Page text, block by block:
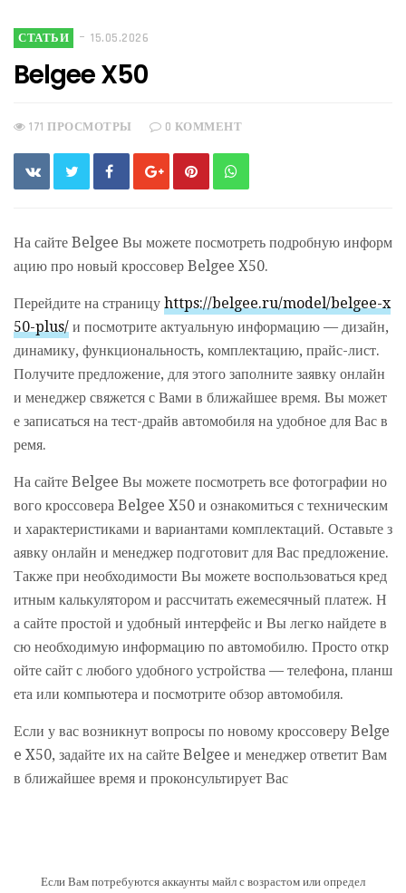
СТАТЬИ 15.05.2026
Belgee X50
171 ПРОСМОТРЫ 0 КОММЕНТ
На сайте Belgee Вы можете посмотреть подробную информ
ацию про новый кроссовер Belgee X50.
Перейдите на страницу https://belgee.ru/model/belgee-x
50-plus/ и посмотрите актуальную информацию — дизайн,
динамику, функциональность, комплектацию, прайс-лист.
Получите предложение, для этого заполните заявку онлайн
и менеджер свяжется с Вами в ближайшее время. Вы может
е записаться на тест-драйв автомобиля на удобное для Вас в
ремя.
На сайте Belgee Вы можете посмотреть все фотографии но
вого кроссовера Belgee X50 и ознакомиться с техническим
и характеристиками и вариантами комплектаций. Оставьте з
аявку онлайн и менеджер подготовит для Вас предложение.
Также при необходимости Вы можете воспользоваться кред
итным калькулятором и рассчитать ежемесячный платеж. Н
а сайте простой и удобный интерфейс и Вы легко найдете в
сю необходимую информацию по автомобилю. Просто откр
ойте сайт с любого удобного устройства — телефона, планш
ета или компьютера и посмотрите обзор автомобиля.
Если у вас возникнут вопросы по новому кроссоверу Belge
e X50, задайте их на сайте Belgee и менеджер ответит Вам
в ближайшее время и проконсультирует Вас
Если Вам потребуются аккаунты майл с возрастом или определ